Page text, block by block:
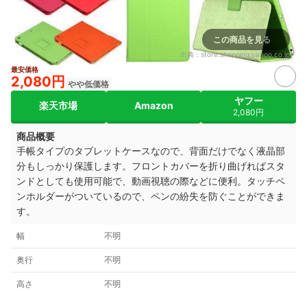
この商品を見る
出典：store.shopping.yahoo.co.jp
最安価格
2,080円 やや低価格
楽天市場 Amazon ヤフー
2,080円
商品概要
手帳タイプのタブレットケースなので、背面だけでなく液晶部
分もしっかり保護します。フロントカバーを折り曲げればスタ
ンドとしても使用可能で、動画視聴の際などに便利。タッチペ
ンホルダーがついているので、ペンの紛失を防ぐことができま
す。
幅 不明
奥行 不明
高さ 不明